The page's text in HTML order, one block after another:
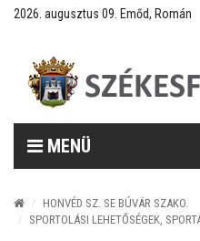
2026. augusztus 09. Emőd, Román
MENÜ
HONVÉD SZ. SE BÚVÁR SZAKO.
SPORTOLÁSI LEHETŐSÉGEK,